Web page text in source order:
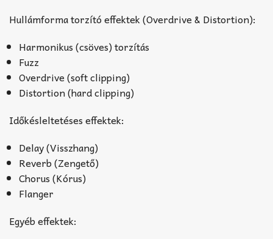
Hullámforma torzító effektek (Overdrive & Distortion):
Harmonikus (csöves) torzítás
Fuzz
Overdrive (soft clipping)
Distortion (hard clipping)
Időkésleltetéses effektek:
Delay (Visszhang)
Reverb (Zengető)
Chorus (Kórus)
Flanger
Egyéb effektek: